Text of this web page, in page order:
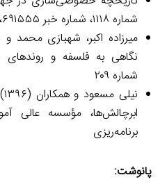
شماره ۱۱۱۸، شماره خبر ۶۹۱۵۵۵، مورخ ۱۲/۰۹/۱۳۸۵
نگاهی به فلسفه و
شماره ۲۰۹
ابرچالش‌ها، مؤسسه
برنامه‌ریزی
پانوشت: